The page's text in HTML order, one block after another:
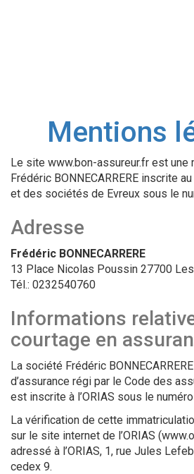
Mentions
Le site www.bon-assureur.fr est une
Frédéric BONNECARRERE inscrite
et des sociétés de Evreux sous le
Adresse
Frédéric BONNECARRERE
13 Place Nicolas Poussin 27700
Tél.: 0232540760
Informations
courtage en
La société Frédéric
d’assurance régi par le Code des
est inscrite à l’ORIAS sous le
La vérification de cette
sur le site internet de l’ORIAS
adressé à l’ORIAS, 1, rue Jules
cedex 9.